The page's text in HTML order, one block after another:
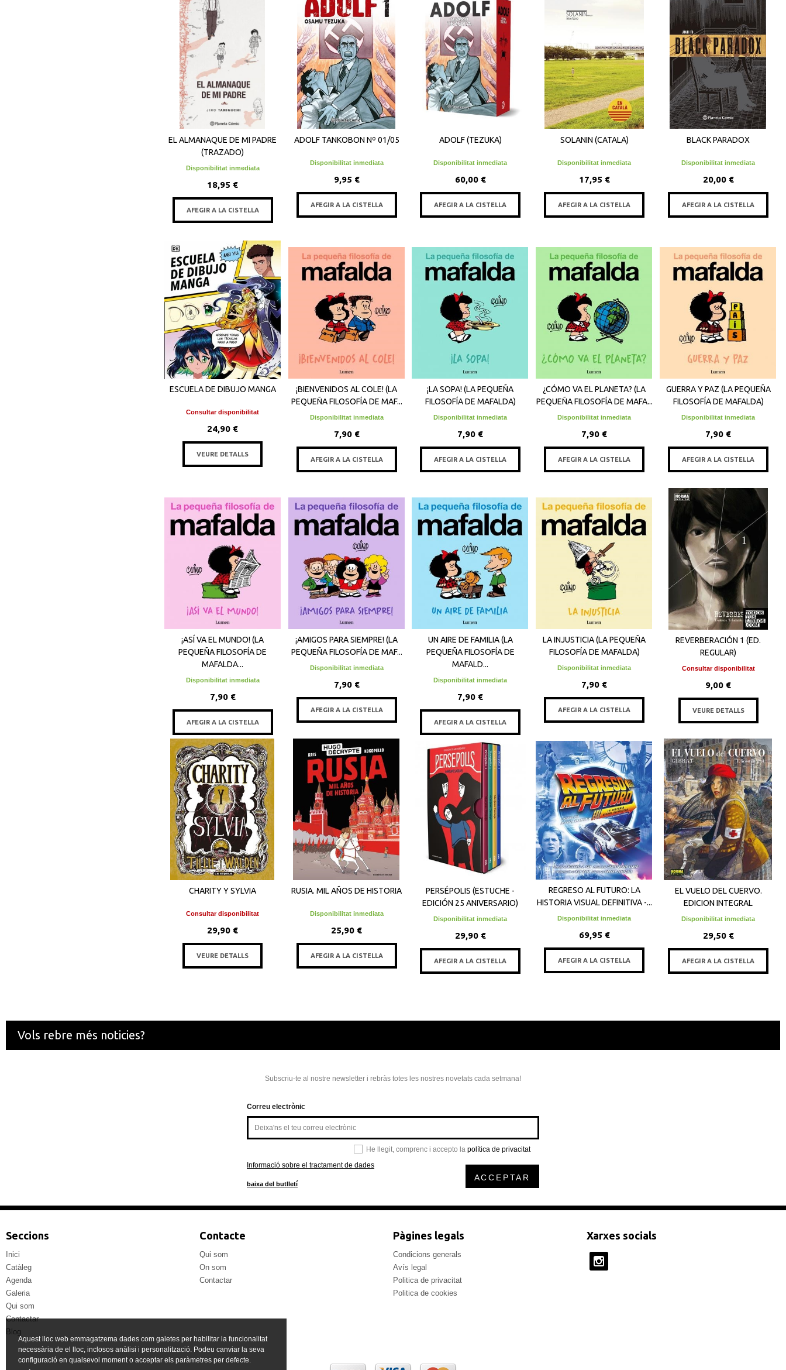
EL ALMANAQUE DE MI PADRE
(TRAZADO)
Disponibilitat inmediata
18,95 €
AFEGIR A LA CISTELLA
ADOLF TANKOBON Nº 01/05
Disponibilitat inmediata
9,95 €
AFEGIR A LA CISTELLA
ADOLF (TEZUKA)
Disponibilitat inmediata
60,00 €
AFEGIR A LA CISTELLA
SOLANIN (CATALA)
Disponibilitat inmediata
17,95 €
AFEGIR A LA CISTELLA
BLACK PARADOX
Disponibilitat inmediata
20,00 €
AFEGIR A LA CISTELLA
ESCUELA DE DIBUJO MANGA
Consultar disponibilitat
24,90 €
VEURE DETALLS
¡BIENVENIDOS AL COLE! (LA
PEQUEÑA FILOSOFÍA DE MAF...
Disponibilitat inmediata
7,90 €
AFEGIR A LA CISTELLA
¡LA SOPA! (LA PEQUEÑA
FILOSOFÍA DE MAFALDA)
Disponibilitat inmediata
7,90 €
AFEGIR A LA CISTELLA
¿CÓMO VA EL PLANETA? (LA
PEQUEÑA FILOSOFÍA DE MAFA...
Disponibilitat inmediata
7,90 €
AFEGIR A LA CISTELLA
GUERRA Y PAZ (LA PEQUEÑA
FILOSOFÍA DE MAFALDA)
Disponibilitat inmediata
7,90 €
AFEGIR A LA CISTELLA
¡ASÍ VA EL MUNDO! (LA
PEQUEÑA FILOSOFÍA DE
MAFALDA...
Disponibilitat inmediata
7,90 €
AFEGIR A LA CISTELLA
¡AMIGOS PARA SIEMPRE! (LA
PEQUEÑA FILOSOFÍA DE MAF...
Disponibilitat inmediata
7,90 €
AFEGIR A LA CISTELLA
UN AIRE DE FAMILIA (LA
PEQUEÑA FILOSOFÍA DE
MAFALD...
Disponibilitat inmediata
7,90 €
AFEGIR A LA CISTELLA
LA INJUSTICIA (LA PEQUEÑA
FILOSOFÍA DE MAFALDA)
Disponibilitat inmediata
7,90 €
AFEGIR A LA CISTELLA
REVERBERACIÓN 1 (ED.
REGULAR)
Consultar disponibilitat
9,00 €
VEURE DETALLS
CHARITY Y SYLVIA
Consultar disponibilitat
29,90 €
VEURE DETALLS
RUSIA. MIL AÑOS DE HISTORIA
Disponibilitat inmediata
25,90 €
AFEGIR A LA CISTELLA
PERSÉPOLIS (ESTUCHE -
EDICIÓN 25 ANIVERSARIO)
Disponibilitat inmediata
29,90 €
AFEGIR A LA CISTELLA
REGRESO AL FUTURO: LA
HISTORIA VISUAL DEFINITIVA -...
Disponibilitat inmediata
69,95 €
AFEGIR A LA CISTELLA
EL VUELO DEL CUERVO.
EDICION INTEGRAL
Disponibilitat inmediata
29,50 €
AFEGIR A LA CISTELLA
Vols rebre més noticies?
Subscriu-te al nostre newsletter i rebràs totes les nostres novetats cada setmana!
Correu electrònic
He llegit, comprenc i accepto la política de privacitat
Informació sobre el tractament de dades
baixa del butlletí
ACCEPTAR
Seccions
Inici
Catàleg
Agenda
Galeria
Qui som
Contactar
Blog
Contacte
Qui som
On som
Contactar
Pàgines legals
Condicions generals
Avís legal
Politica de privacitat
Politica de cookies
Xarxes socials
Aquest lloc web emmagatzema dades com galetes per habilitar la funcionalitat
necessària de el lloc, inclosos anàlisi i personalització. Podeu canviar la seva
configuració en qualsevol moment o acceptar els paràmetres per defecte.